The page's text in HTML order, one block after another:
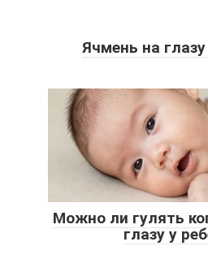
Ячмень на
Можно ли гулять
глазу у